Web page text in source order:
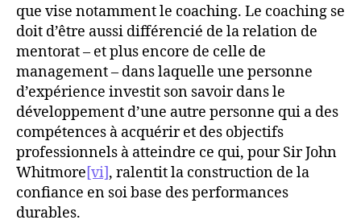
que vise notamment le coaching. Le coaching se
doit d’être aussi différencié de la relation de
mentorat – et plus encore de celle de
management – dans laquelle une personne
d’expérience investit son savoir dans le
développement d’une autre personne qui a des
compétences à acquérir et des objectifs
professionnels à atteindre ce qui, pour Sir John
Whitmore[vi], ralentit la construction de la
confiance en soi base des performances
durables.